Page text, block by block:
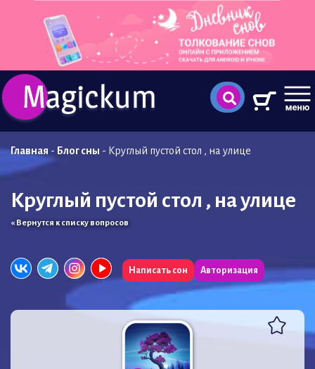
Главная - Блог сны - Круглый пустой стол , на улице
Круглый пустой стол , на улице
« Вернутся к списку вопросов
Написать сон Авторизация